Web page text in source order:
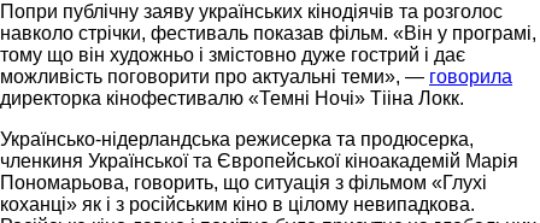
Попри публічну заяву українських кінодіячів та розголос
навколо стрічки, фестиваль показав фільм. «Він у програмі,
тому що він художньо і змістовно дуже гострий і дає
можливість поговорити про актуальні теми», — говорила
директорка кінофестивалю «Темні Ночі» Тііна Локк.
Українсько-нідерландська режисерка та продюсерка,
членкиня Української та Європейської кіноакадемій Марія
Пономарьова, говорить, що ситуація з фільмом «Глухі
коханці» як і з російським кіно в цілому невипадкова.